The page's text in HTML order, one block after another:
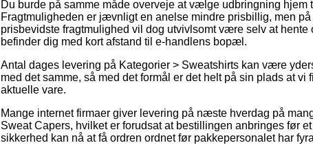
Du burde på samme måde overveje at vælge udbringning hjem
Fragtmuligheden er jævnligt en anelse mindre prisbillig, men
prisbevidste fragtmulighed vil dog utvivlsomt være selv at
befinder dig med kort afstand til e-handlens bopæl.
Antal dages levering på Kategorier > Sweatshirts kan være
med det samme, så med det formål er det helt på sin plads at
aktuelle vare.
Mange internet firmaer giver levering på næste hverdag på
Sweat Capers, hvilket er forudsat at bestillingen anbringes før
sikkerhed kan nå at få ordren ordnet før pakkepersonalet har